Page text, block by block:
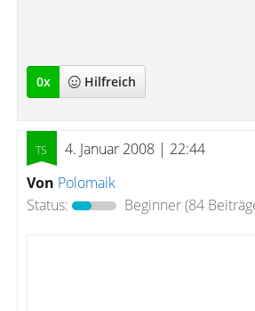
0x Hilfreich
4. Januar 2008 | 22:44
Von Polomaik
Status:
Beginner(84